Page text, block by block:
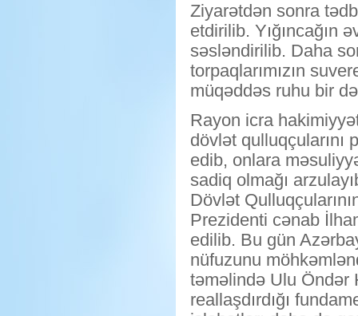
Ziyarətdən sonra
etdirilib. Yığıncağın
səsləndirilib. Daha
torpaqlarımızın
müqəddəs ruhu bir
Rayon icra
dövlət qulluqçularını
edib, onlara
sadiq olmağı
Dövlət
Prezidenti cənab
edilib. Bu gün
nüfuzunu
təməlində Ulu Öndər
reallaşdırdığı